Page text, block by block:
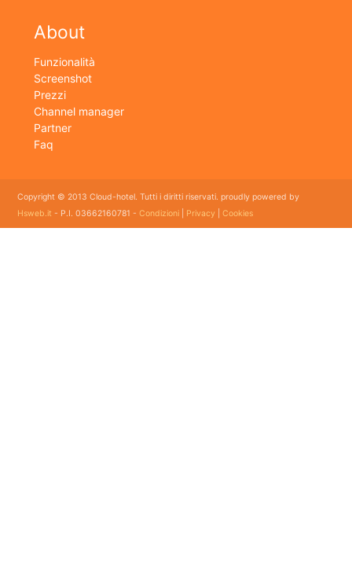
About
Funzionalità
Screenshot
Prezzi
Channel manager
Partner
Faq
Copyright © 2013 Cloud-hotel. Tutti i diritti riservati. proudly powered by
Hsweb.it - P.I. 03662160781 -Condizioni Privacy |Cookies